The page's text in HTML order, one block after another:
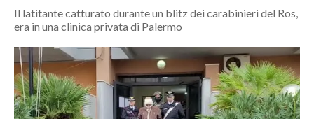
MONDO
POLITICA
ECONOMIA
SERVIZI ALLE IMPRESE
Il latitante catturato durante un blitz dei carabinieri del Ros,
era in una clinica privata di Palermo